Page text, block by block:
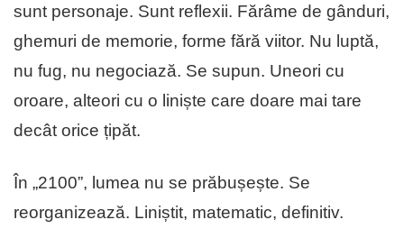
sunt personaje. Sunt reflexii. Fărâme de gânduri,
ghemuri de memorie, forme fără viitor. Nu luptă,
nu fug, nu negociază. Se supun. Uneori cu
oroare, alteori cu o liniște care doare mai tare
decât orice țipăt.
În „2100”, lumea nu se prăbușește. Se
reorganizează. Liniștit, matematic, definitiv.